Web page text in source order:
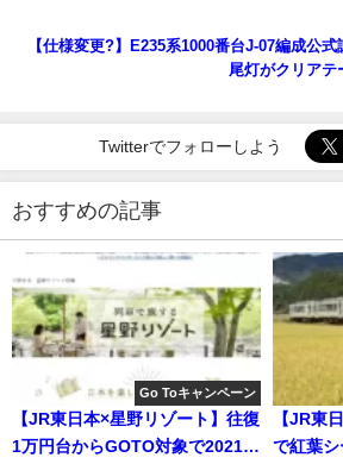
【仕様変更?】E235系1000番台J-07編成公式
尾灯がクリアテ
Twitterでフォローしよう
おすすめの記事
Go Toキャンペーン
【JR東日本×星野リゾート】往復
1万円台からGOTO対象で2021年
【JR東
で紅葉